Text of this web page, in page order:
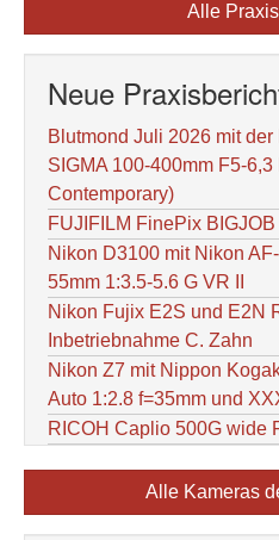
Alle
Neue
Blutmond Juli 2026 mit
SIGMA 100-400mm F5-
Contemporary)
FUJIFILM FinePix
Nikon D3100 mit Nikon
55mm 1:3.5-5.6 G VR II
Nikon Fujix E2S und E2N
Inbetriebnahme C. Zahn
Nikon Z7 mit Nippon
Auto 1:2.8 f=35mm und
RICOH Caplio 500G wide
Alle Kameras